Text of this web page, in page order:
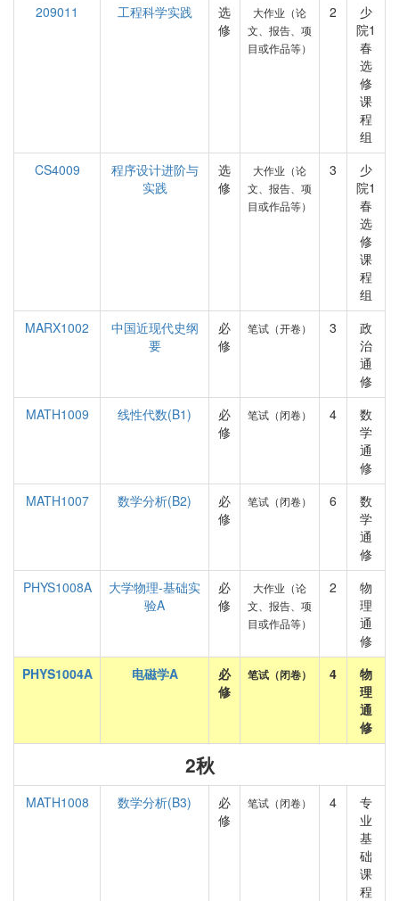
209011
工程科学实践
选
修
大作业（论
文、报告、项
目或作品等）
2
少
院1
春
选
修
课
程
组
CS4009
程序设计进阶与
实践
选
修
大作业（论
文、报告、项
目或作品等）
3
少
院1
春
选
修
课
程
组
MARX1002
中国近现代史纲
要
必
修
笔试（开卷） 3
政
治
通
修
MATH1009
线性代数(B1)
必
修
笔试（闭卷） 4
数
学
通
修
MATH1007
数学分析(B2)
必
修
笔试（闭卷） 6
数
学
通
修
PHYS1008A
大学物理-基础实
验A
必
修
大作业（论
文、报告、项
目或作品等）
2
物
理
通
修
PHYS1004A
电磁学A
必
修
笔试（闭卷） 4
物
理
通
修
2秋
MATH1008 数学分析(B3)
必
修
笔试（闭卷） 4
专
业
基
础
课
程